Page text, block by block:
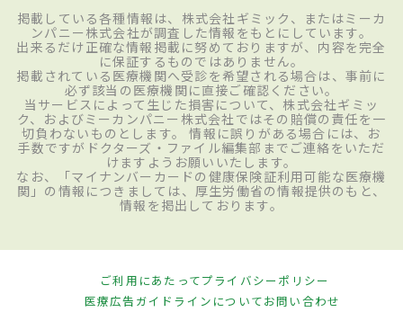
掲載している各種情報は、株式会社ギミック、またはミーカ
ンパニー株式会社が調査した情報をもとにしています。
出来るだけ正確な情報掲載に努めておりますが、内容を完全
に保証するものではありません。
掲載されている医療機関へ受診を希望される場合は、事前に
必ず該当の医療機関に直接ご確認ください。
当サービスによって生じた損害について、株式会社ギミッ
ク、およびミーカンパニー株式会社ではその賠償の責任を一
切負わないものとします。 情報に誤りがある場合には、お
手数ですがドクターズ・ファイル編集部までご連絡をいただ
けますようお願いいたします。
なお、「マイナンバーカードの健康保険証利用可能な医療機
関」の情報につきましては、厚生労働省の情報提供のもと、
情報を掲出しております。
ご利用にあたってプライバシーポリシー
医療広告ガイドラインについてお問い合わせ